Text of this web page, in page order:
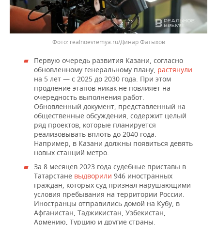
realnoevremya.ru/Динар Фатыхов
Первую очередь развития Казани, согласно
обновленному генеральному плану, растянули
на 5 лет — с 2025 до 2030 года. При этом
продление этапов никак не повлияет на
очередность выполнения работ.
Обновленный документ, представленный на
общественные обсуждения, содержит целый
ряд проектов, которые планируется
реализовывать вплоть до 2040 года.
Например, в Казани должны появиться девять
новых станций метро.
За 8 месяцев 2023 года судебные приставы в
Татарстане выдворили 946 иностранных
граждан, которых суд признал нарушающими
условия пребывания на территории России.
Иностранцы отправились домой на Кубу, в
Афганистан, Таджикистан, Узбекистан,
Армению, Турцию и другие страны.